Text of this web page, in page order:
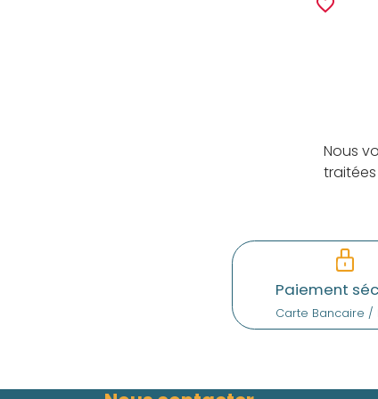
favorite_border
Nous
Paiement
Carte Bancaire /